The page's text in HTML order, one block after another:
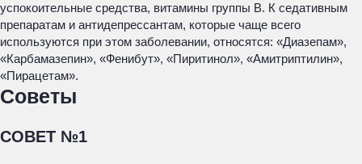
успокоительные средства, витамины группы В. К седативным
препаратам и антидепрессантам, которые чаще всего
используются при этом заболевании, относятся: «Диазепам»,
«Карбамазепин», «Фенибут», «Пиритинол», «Амитриптилин»,
«Пирацетам».
Советы
СОВЕТ №1